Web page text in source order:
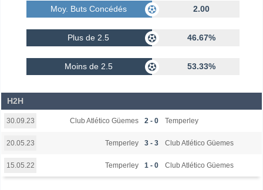
Moy. Buts Concédés 2.00
Plus de 2.5 46.67%
Moins de 2.5 53.33%
H2H
30.09.23 Club Atlético Güemes 2 - 0 Temperley
20.05.23 Temperley 3 - 3 Club Atlético Güemes
15.05.22 Temperley 1 - 0 Club Atlético Güemes